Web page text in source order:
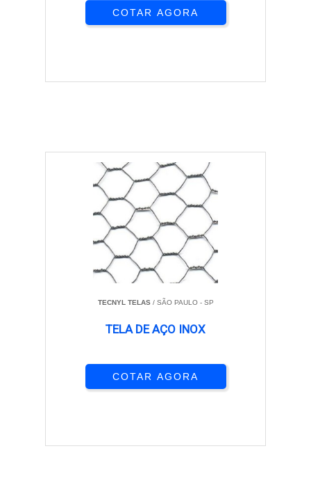
COTAR AGORA
TECNYL TELAS/ SÃO PAULO - SP
TELA DE AÇO INOX
COTAR AGORA